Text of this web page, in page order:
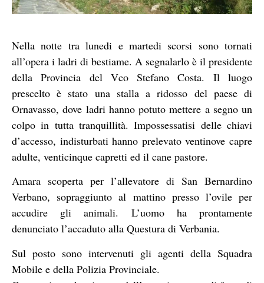
Nella notte tra lunedi e martedi scorsi sono tornati
all’opera i ladri di bestiame. A segnalarlo è il presidente
della Provincia del Vco Stefano Costa. Il luogo
prescelto è stato una stalla a ridosso del paese di
Ornavasso, dove ladri hanno potuto mettere a segno un
colpo in tutta tranquillità. Impossessatisi delle chiavi
d’accesso, indisturbati hanno prelevato ventinove capre
adulte, venticinque capretti ed il cane pastore.
Amara scoperta per l’allevatore di San Bernardino
Verbano, sopraggiunto al mattino presso l’ovile per
accudire gli animali. L’uomo ha prontamente
denunciato l’accaduto alla Questura di Verbania.
Sul posto sono intervenuti gli agenti della Squadra
Mobile e della Polizia Provinciale.